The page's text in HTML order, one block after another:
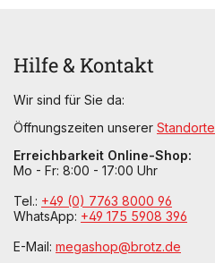
Hilfe & Kontakt
Wir sind für Sie da:
Öffnungszeiten unserer Standorte
Erreichbarkeit Online-Shop:
Mo - Fr: 8:00 - 17:00 Uhr
Tel.: +49 (0) 7763 8000 96
WhatsApp: +49 175 5908 396
E-Mail: megashop@brotz.de